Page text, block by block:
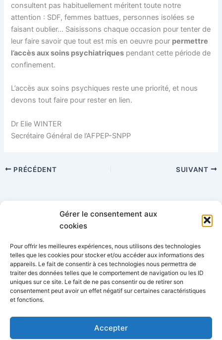
Gérer le consentement aux
cookies
Pour offrir les meilleures expériences, nous utilisons des technologies
telles que les cookies pour stocker et/ou accéder aux informations des
appareils. Le fait de consentir à ces technologies nous permettra de
traiter des données telles que le comportement de navigation ou les ID
uniques sur ce site. Le fait de ne pas consentir ou de retirer son
consentement peut avoir un effet négatif sur certaines caractéristiques
et fonctions.
Accepter
consultent pas habituellement méritent toute notre
attention : SDF, femmes battues, personnes isolées se
faisant oublier… Saisissons chaque occasion pour tenter de
leur faire savoir que tout est mis en oeuvre pour permettre
l’accès aux soins psychiatriques pendant cette période de
confinement.
L’accès aux soins psychiques reste une priorité, et nous
devons tout faire pour rester en lien.
Dr Elie WINTER
Secrétaire Général de l’AFPEP-SNPP
PRÉCÉDENT SUIVANT
AFPEP-SNPP - 34 rue Lafitte, 75009 Paris 06 77 68 62 56
- info@afpep-snpp.org